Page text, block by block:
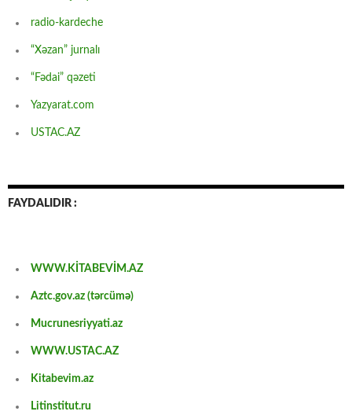
radio-kardeche
“Xəzan” jurnalı
“Fədai” qəzeti
Yazyarat.com
USTAC.AZ
FAYDALIDIR :
WWW.KİTABEVİM.AZ
Aztc.gov.az (tərcümə)
Mucrunesriyyati.az
WWW.USTAC.AZ
Kitabevim.az
Litinstitut.ru